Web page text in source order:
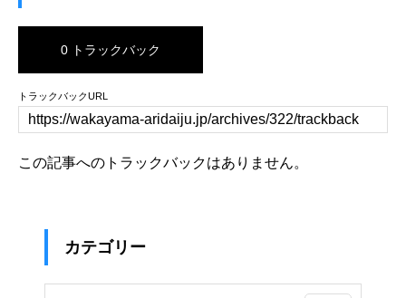
0 トラックバック
トラックバックURL
この記事へのトラックバックはありません。
カテゴリー